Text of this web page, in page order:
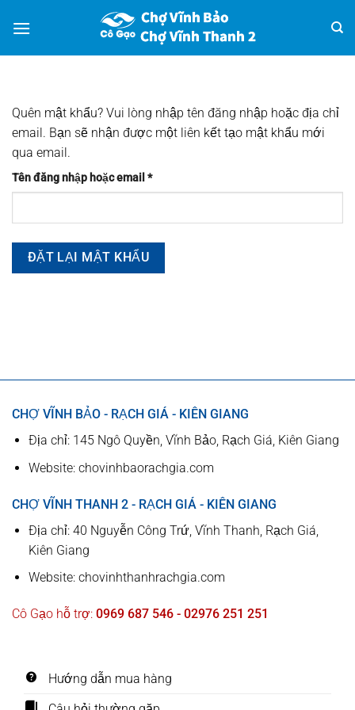
qua
Quên mật khẩu? Vui lòng nhập tên đăng nhập hoặc địa chỉ
email. Bạn sẽ nhận được một liên kết tạo mật khẩu mới
qua email.
Tên đăng nhập hoặc email *Bắt
buộc
ĐẶT LẠI MẬT KHẨU
CHỢ VĨNH BẢO - RẠCH GIÁ - KIÊN GIANG
Địa chỉ: 145 Ngô Quyền, Vĩnh Bảo, Rạch Giá, Kiên Giang
Website: chovinhbaorachgia.com
CHỢ VĨNH THANH 2 - RẠCH GIÁ - KIÊN GIANG
Địa chỉ: 40 Nguyễn Công Trứ, Vĩnh Thanh, Rạch Giá,
Kiên Giang
Website: chovinhthanhrachgia.com
Cô Gạo hỗ trợ: 0969 687 546 - 02976 251 251
Hướng dẫn mua hàng